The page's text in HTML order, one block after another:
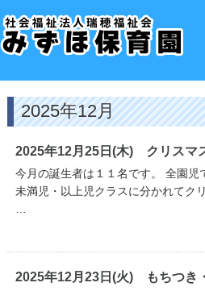
2025年12月
2025年12月25日(木) クリスマ
今月の誕生者は１１名です。 全園児
未満児・以上児クラスに分かれて
2025年12月23日(火) もちつき